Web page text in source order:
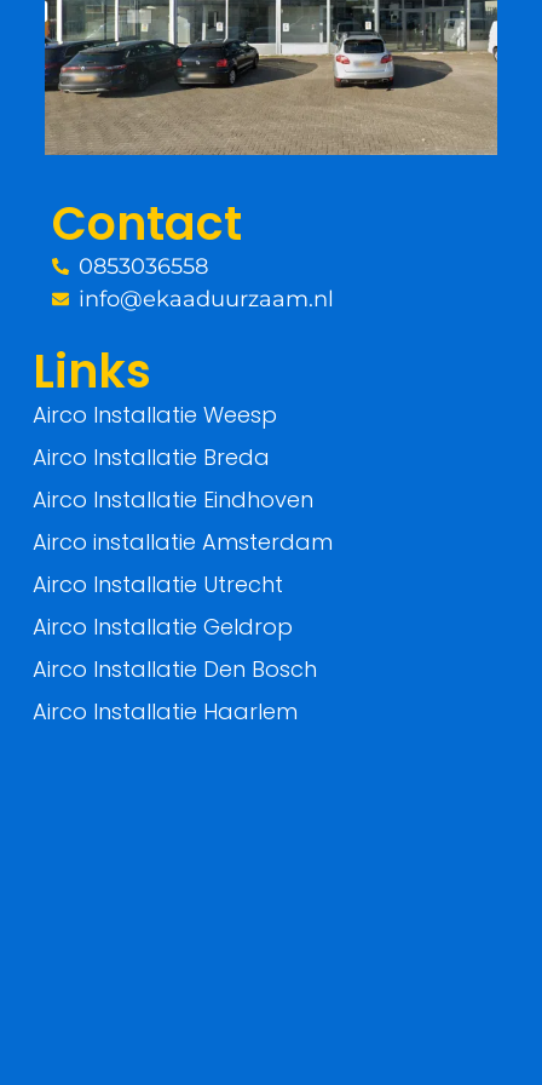
b
o
k
-
t
e
Contact
0853036558
info@ekaaduurzaam.nl
Links
Airco Installatie Weesp
Airco Installatie Breda
Airco Installatie Eindhoven
Airco installatie Amsterdam
Airco Installatie Utrecht
Airco Installatie Geldrop
Airco Installatie Den Bosch
Airco Installatie Haarlem